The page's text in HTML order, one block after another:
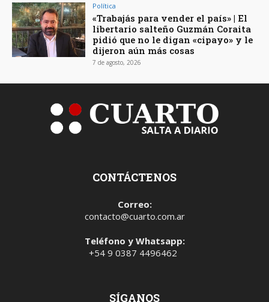
Política
«Trabajás para vender el país» | El
libertario salteño Guzmán Coraita
pidió que no le digan «cipayo» y le
dijeron aún más cosas
7 de agosto, 2026
CONTÁCTENOS
Correo:
contacto@cuarto.com.ar
Teléfono y Whatsapp:
+54 9 0387 4496462
SÍGANOS